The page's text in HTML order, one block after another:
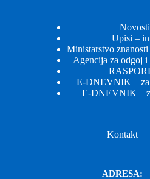
Novosti
Upisi –
Ministarstvo
Agencija za odgoj i
E-DNEVNIK – za
E-DNEVNIK –
Kontakt
ADRESA: